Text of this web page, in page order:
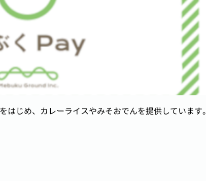
じめ、カレーライスやみそおでんを提供しています。